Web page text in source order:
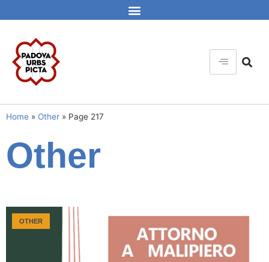
Home » Other » Page 217
Other
OTHER